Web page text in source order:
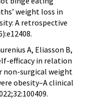
weight loss in
A retrospective
A, Eliasson B,
efficacy in relation
non-surgical weight
obesity–A clinical